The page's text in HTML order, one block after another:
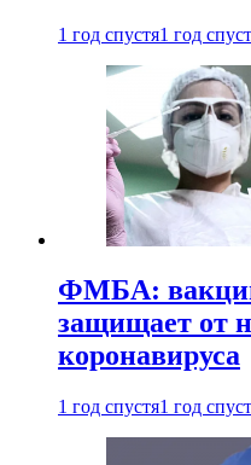
1 год спустя1 год
ФМБА:
защищает от
коронавируса
1 год спустя1 год